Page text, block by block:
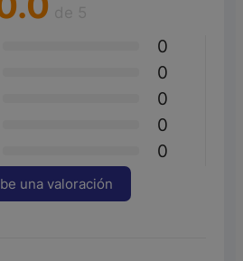
0
0
0
0
0
una valoración